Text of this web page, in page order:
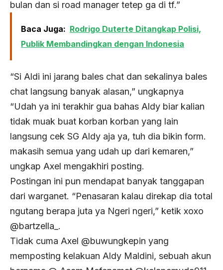
bulan dan si road manager tetep ga di tf.”
Baca Juga: Rodrigo Duterte Ditangkap Polisi,
Publik Membandingkan dengan Indonesia
“Si Aldi ini jarang bales chat dan sekalinya bales
chat langsung banyak alasan,” ungkapnya
“Udah ya ini terakhir gua bahas Aldy biar kalian
tidak muak buat korban korban yang lain
langsung cek SG Aldy aja ya, tuh dia bikin form.
makasih semua yang udah up dari kemaren,”
ungkap Axel mengakhiri posting.
Postingan ini pun mendapat banyak tanggapan
dari warganet. “Penasaran kalau direkap dia total
ngutang berapa juta ya Ngeri ngeri,” ketik xoxo
@bartzella_.
Tidak cuma Axel @buwungkepin yang
memposting kelakuan Aldy Maldini, sebuah akun